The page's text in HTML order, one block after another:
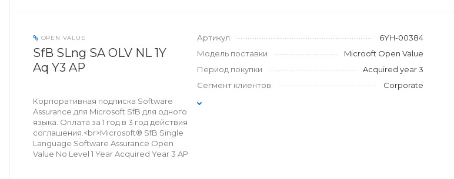
OPEN VALUE
SfB SLng SA OLV NL 1Y
Aq Y3 AP
Корпоративная подписка Software
Assurance для Microsoft SfB для одного
языка. Оплата за 1 год в 3 год действия
соглашения.<br>Microsoft® SfB Single
Language Software Assurance Open
Value No Level 1 Year Acquired Year 3 AP
Артикул
6YH-00384
Модель поставки
Microoft Open Value
Период покупки
Acquired year 3
Сегмент клиентов
Corporate